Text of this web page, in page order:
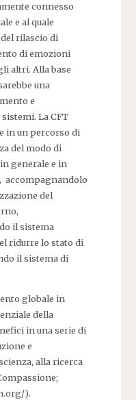
connesso
e al quale
rilascio di
di emozioni
altri. Alla base
una
e
La CFT
in un percorso di
del modo di
generale e in
accompagnandolo
del
il sistema
ridurre lo stato di
il sistema di
globale in
della
in una serie di
e
alla ricerca
).